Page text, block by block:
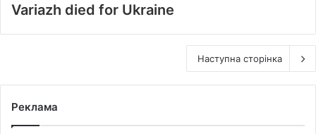
Variazh died for Ukraine
Наступна сторінка
Реклама